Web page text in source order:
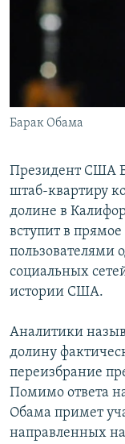
РАСПИСАНИЕ
ПОДПИШИТЕСЬ
СОЦИАЛЬНЫЕ СЕТИ
Все сайты
Барак Обама
Президент США
штаб-квартиру
долине в
вступит в
пользователями
социальных
истории США.
Аналитики
долину
переизбрание
Помимо ответа
Обама примет
направленных на